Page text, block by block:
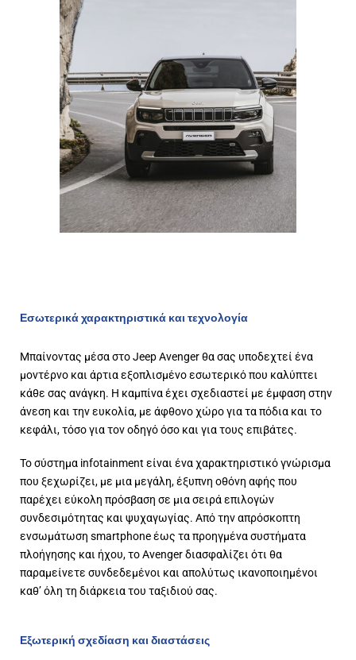
Εσωτερικά χαρακτηριστικά και τεχνολογία
Μπαίνοντας μέσα στο Jeep Avenger θα σας υποδεχτεί ένα
μοντέρνο και άρτια εξοπλισμένο εσωτερικό που καλύπτει
κάθε σας ανάγκη. Η καμπίνα έχει σχεδιαστεί με έμφαση στην
άνεση και την ευκολία, με άφθονο χώρο για τα πόδια και το
κεφάλι, τόσο για τον οδηγό όσο και για τους επιβάτες.
Το σύστημα infotainment είναι ένα χαρακτηριστικό γνώρισμα
που ξεχωρίζει, με μια μεγάλη, έξυπνη οθόνη αφής που
παρέχει εύκολη πρόσβαση σε μια σειρά επιλογών
συνδεσιμότητας και ψυχαγωγίας. Από την απρόσκοπτη
ενσωμάτωση smartphone έως τα προηγμένα συστήματα
πλοήγησης και ήχου, το Avenger διασφαλίζει ότι θα
παραμείνετε συνδεδεμένοι και απολύτως ικανοποιημένοι
καθ’ όλη τη διάρκεια του ταξιδιού σας.
Εξωτερική σχεδίαση και διαστάσεις